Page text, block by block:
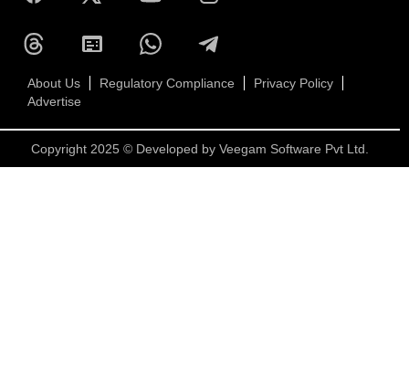
About Us Regulatory Compliance
Privacy Policy
Advertise
Copyright 2025 © Developed by Veegam Software Pvt Ltd.